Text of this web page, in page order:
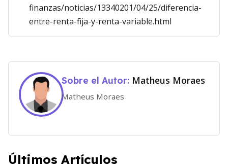
finanzas/noticias/13340201/04/25/diferencia-
entre-renta-fija-y-renta-variable.html
Sobre el Autor: Matheus Moraes
Matheus Moraes
Últimos Artículos